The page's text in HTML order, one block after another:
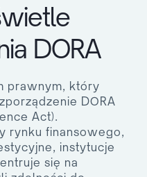
DORA
prawnym, który
DORA
Act).
rynku finansowego,
instytucje
się na